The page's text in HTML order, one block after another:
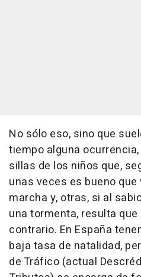
No sólo eso, sino que
tiempo alguna
sillas de los niños que,
unas veces es bueno
marcha y, otras, si al
una tormenta, resulta
contrario. En España
baja tasa de natalidad,
de Tráfico (actual